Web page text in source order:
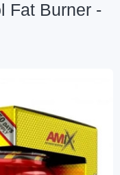
Fat Burner -